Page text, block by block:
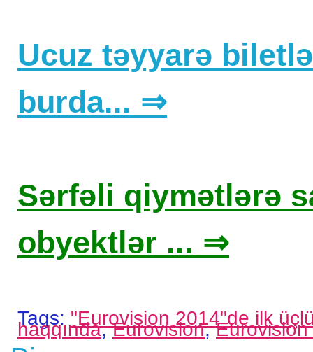
Ucuz təyyarə
burda... ⇒
Sərfəli qiymətlərə
obyektlər ... ⇒
Tags: "Eurovision 2014"de ilk
haqqında,Eurovision,